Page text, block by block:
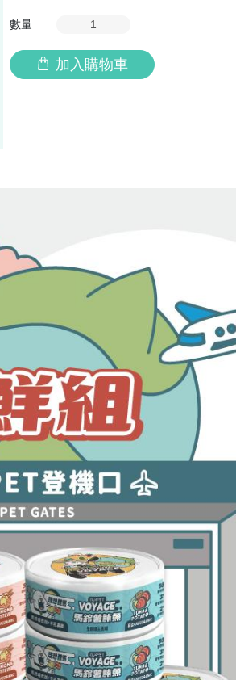
數量
加入購物車